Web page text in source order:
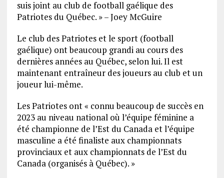
suis joint au club de football gaélique des
Patriotes du Québec. » – Joey McGuire
Le club des Patriotes et le sport (football
gaélique) ont beaucoup grandi au cours des
dernières années au Québec, selon lui. Il est
maintenant entraîneur des joueurs au club et un
joueur lui-même.
Les Patriotes ont « connu beaucoup de succès en
2023 au niveau national où l’équipe féminine a
été championne de l’Est du Canada et l’équipe
masculine a été finaliste aux championnats
provinciaux et aux championnats de l’Est du
Canada (organisés à Québec). »